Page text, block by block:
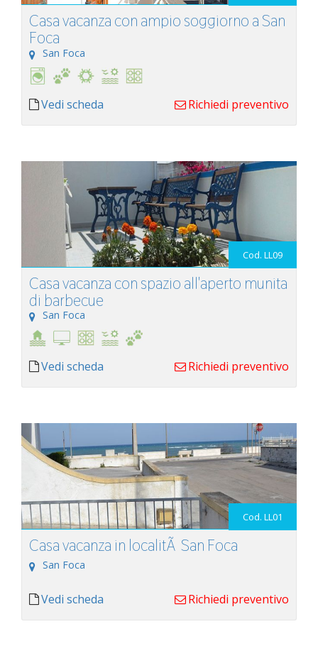
Casa vacanza con ampio soggiorno a San
Foca
San Foca
Vedi scheda Richiedi preventivo
Cod. LL09
Casa vacanza con spazio all'aperto munita
di barbecue
San Foca
Vedi scheda Richiedi preventivo
Cod. LL01
Casa vacanza in localitÃ San Foca
San Foca
Vedi scheda Richiedi preventivo